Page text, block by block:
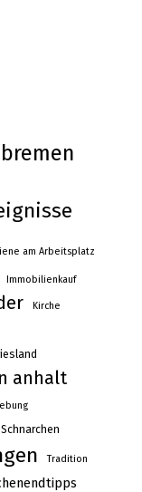
bremen
am Arbeitsplatz
Immobilienkauf
Kirche
anhalt
Schnarchen
Tradition